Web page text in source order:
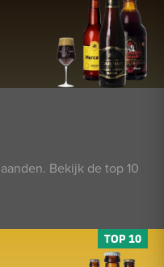
Bekijk de top 10